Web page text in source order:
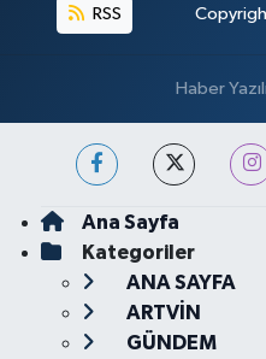
RSS
Haber
Ana Sayfa
Kategoriler
ANA SAYFA
ARTVİN
GÜNDEM